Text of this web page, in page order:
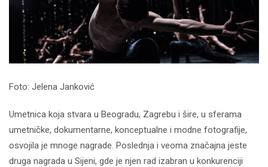
Foto: Jelena Janković
Umetnica koja stvara u Beogradu, Zagrebu i šire, u sferama
umetničke, dokumentarne, konceptualne i modne fotografije,
osvojila je mnoge nagrade. Poslednja i veoma značajna jeste
druga nagrada u Sijeni, gde je njen rad izabran u konkurenciji